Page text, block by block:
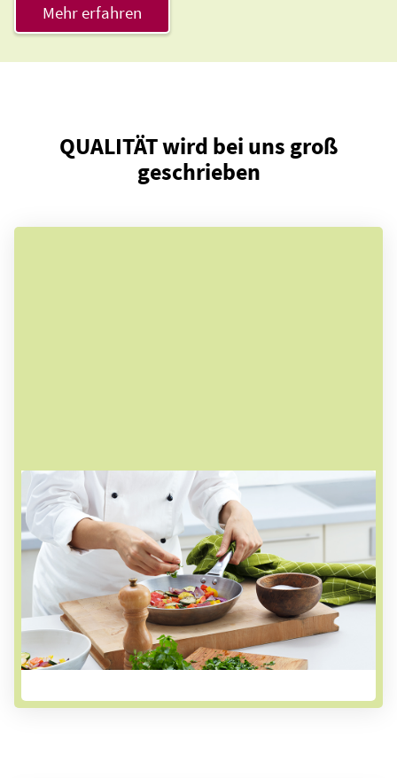
Mehr erfahren
QUALITÄT wird bei uns groß
geschrieben
Geschmack pur auf jedem Löffel
Bei uns kommen nur natürliche Zutaten in den
Kochtopf. Unsere Köche kochen mit frischen
Kräutern, natürlichen Gewürzen sowie
erntefrischem Gemüse. Unsere Fonds machen
wir genauso wie in jeder guten Küche - und das
schmeckt man!